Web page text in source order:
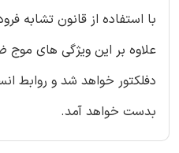
با استفاده از قانون تشابه
علاوه بر این ویژگی های موج
دفلکتور خواهد شد و روابط
بدست خواهد آمد.